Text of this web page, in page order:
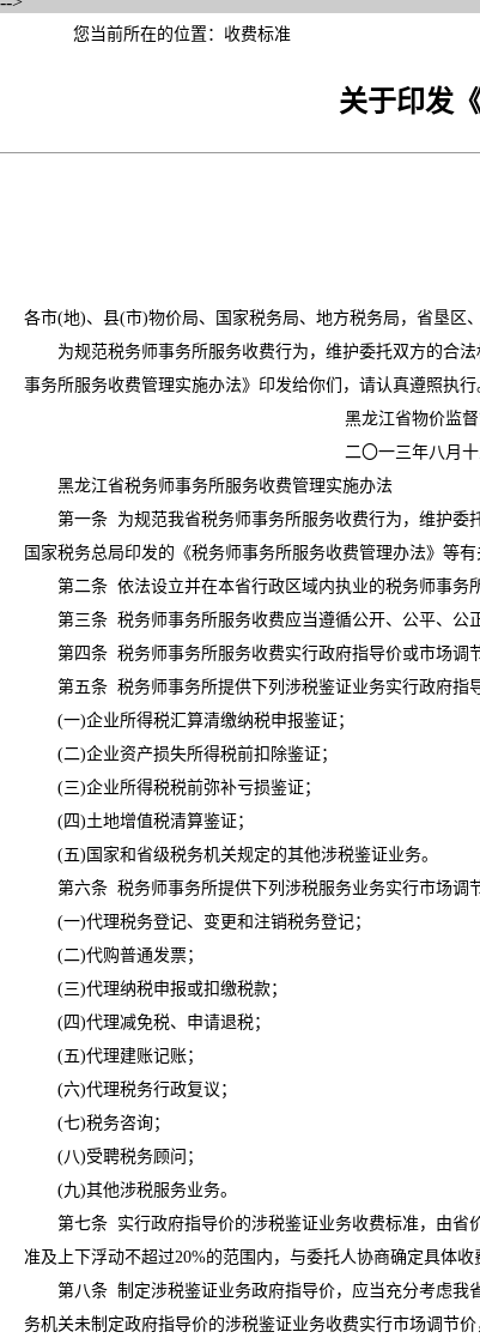
您当前所在的位置： 收费标准
关于印发
各市(地)、县(市)物价局、国家税务局、地方税务局，省垦区
为规范税务师事务所服务收费行为，维护委托双方的合法
事务所服务收费管理实施办法》印发给你们，请认真遵照执行
黑龙江省物价监督管
二〇一三年八月十三
黑龙江省税务师事务所服务收费管理实施办法
第一条 为规范我省税务师事务所服务收费行为，维护委托
国家税务总局印发的《税务师事务所服务收费管理办法》等
第二条 依法设立并在本省行政区域内执业的税务师事务所
第三条 税务师事务所服务收费应当遵循公开、公平、公正
第四条 税务师事务所服务收费实行政府指导价或市场调节
第五条 税务师事务所提供下列涉税鉴证业务实行政府指导
(一)企业所得税汇算清缴纳税申报鉴证；
(二)企业资产损失所得税前扣除鉴证；
(三)企业所得税税前弥补亏损鉴证；
(四)土地增值税清算鉴证；
(五)国家和省级税务机关规定的其他涉税鉴证业务。
第六条 税务师事务所提供下列涉税服务业务实行市场调节
(一)代理税务登记、变更和注销税务登记；
(二)代购普通发票；
(三)代理纳税申报或扣缴税款；
(四)代理减免税、申请退税；
(五)代理建账记账；
(六)代理税务行政复议；
(七)税务咨询；
(八)受聘税务顾问；
(九)其他涉税服务业务。
第七条 实行政府指导价的涉税鉴证业务收费标准，由省价
准及上下浮动不超过20%的范围内，与委托人协商确定具体收
第八条 制定涉税鉴证业务政府指导价，应当充分考虑我省
务机关未制定政府指导价的涉税鉴证业务收费实行市场调节价